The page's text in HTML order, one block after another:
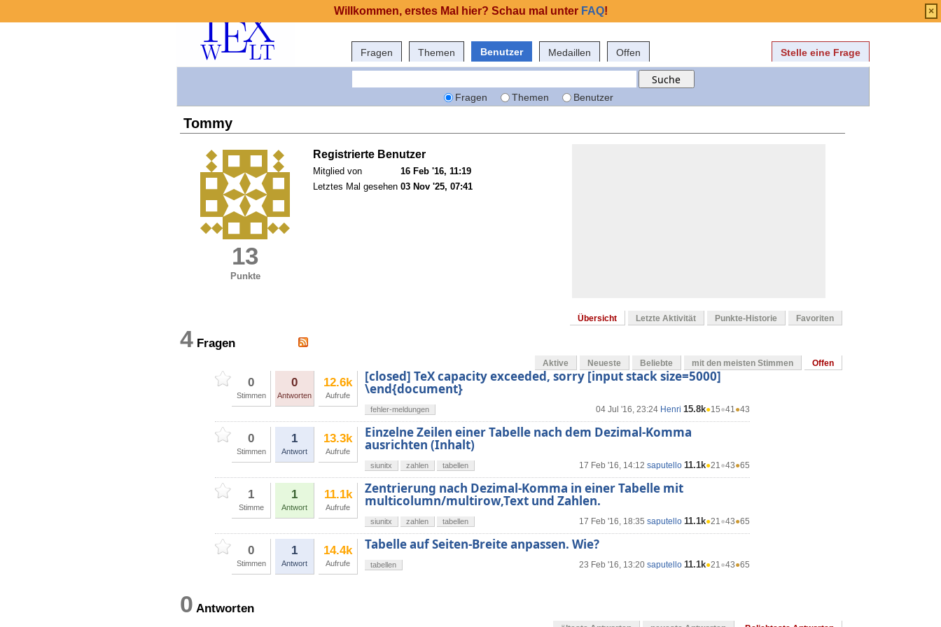
Fragen Themen Benutzer Medaillen Offen Stelle eine Frage
Fragen Themen Benutzer
Tommy
13
Punkte
Registrierte Benutzer
Mitglied von
16 Feb '16, 11:19
Letztes Mal gesehen 03 Nov '25, 07:41
Übersicht Letzte Aktivität Punkte-Historie Favoriten
4 Fragen
Aktive Neueste Beliebte mit den meisten Stimmen Offen
0
Stimmen
0
Antworten
12.6k
Aufrufe
[closed] TeX capacity exceeded, sorry [input stack size=5000]
\end{document}
04 Jul '16, 23:24 Henri 15.8k●15●41●43
fehler-meldungen
0
Stimmen
1
Antwort
13.3k
Aufrufe
Einzelne Zeilen einer Tabelle nach dem Dezimal-Komma
ausrichten (Inhalt)
17 Feb '16, 14:12 saputello 11.1k●21●43●65
siunitx zahlen tabellen
1
Stimme
1
Antwort
11.1k
Aufrufe
Zentrierung nach Dezimal-Komma in einer Tabelle mit
multicolumn/multirow,Text und Zahlen.
17 Feb '16, 18:35 saputello 11.1k●21●43●65
siunitx zahlen tabellen
0
Stimmen
1
Antwort
14.4k
Aufrufe
Tabelle auf Seiten-Breite anpassen. Wie?
23 Feb '16, 13:20 saputello 11.1k●21●43●65
tabellen
0 Antworten
Willkommen, erstes Mal hier? Schau mal unter FAQ! ×